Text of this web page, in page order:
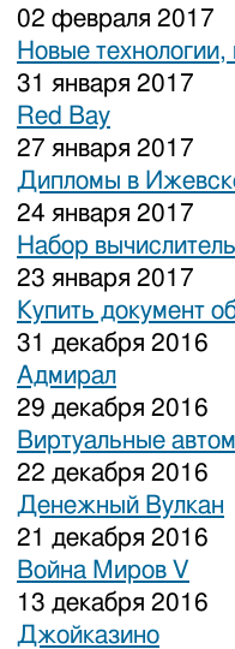
02 февраля 2017
Новые
31 января 2017
Red Bay
27 января 2017
Дипломы в
24 января 2017
Набор
23 января 2017
Купить документ
31 декабря 2016
Адмирал
29 декабря 2016
Виртуальные
22 декабря 2016
Денежный Вулкан
21 декабря 2016
Война Миров V
13 декабря 2016
Джойказино